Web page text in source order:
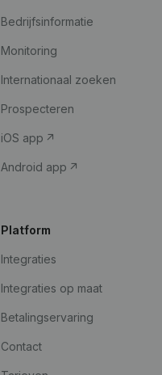
Bedrijfsinformatie
Monitoring
Internationaal zoeken
Prospecteren
iOS app
Android app
Platform
Integraties
Integraties op maat
Betalingservaring
Contact